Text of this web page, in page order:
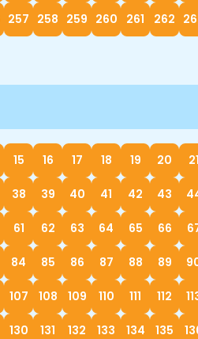
257 258 259 260 261 262
15 16 17 18 19 20 21
38 39 40 41 42 43
61 62 63 64 65 66
84 85 86 87 88 89
107 108 109 110 111 112
130 131 132 133 134 135